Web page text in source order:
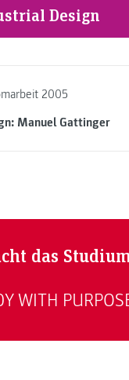
Design
2005
Manuel Gattinger
das
WITH